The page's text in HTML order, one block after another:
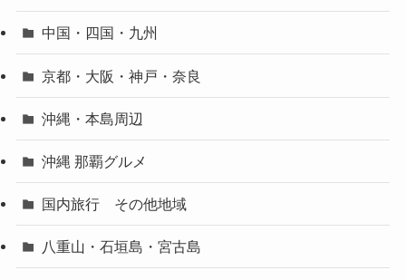
中国・四国・九州
京都・大阪・神戸・奈良
沖縄・本島周辺
沖縄 那覇グルメ
国内旅行 その他地域
八重山・石垣島・宮古島